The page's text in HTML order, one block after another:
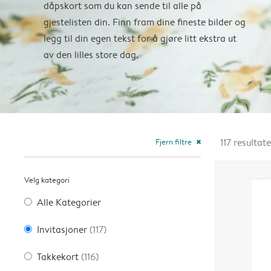
dåpskort som du kan sende til alle på
gjestelisten din. Finn fram dine fineste bilder og
legg til din egen tekst for å gjøre litt ekstra ut
av den lilles store dag.
Fjern filtre close
Velg kategori
Alle Kategorier
Invitasjoner (117)
Takkekort (116)
117